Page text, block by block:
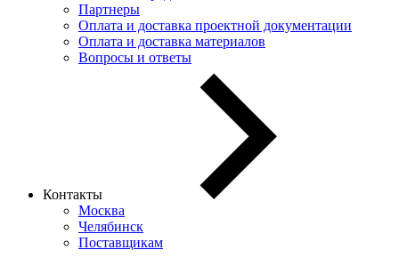
Партнеры
Оплата и доставка проектной документации
Оплата и доставка материалов
Вопросы и ответы
Контакты
Москва
Челябинск
Поставщикам